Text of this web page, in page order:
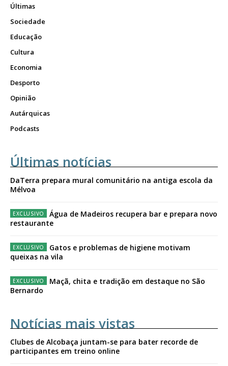
Últimas
Sociedade
Educação
Cultura
Economia
Desporto
Opinião
Autárquicas
Podcasts
Últimas notícias
DaTerra prepara mural comunitário na antiga escola da
Mélvoa
Água de Madeiros recupera bar e prepara novo
restaurante
Gatos e problemas de higiene motivam
queixas na vila
Maçã, chita e tradição em destaque no São
Bernardo
Notícias mais vistas
Clubes de Alcobaça juntam-se para bater recorde de
participantes em treino online